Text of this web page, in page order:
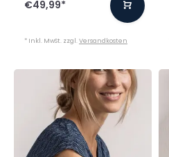
€49,99*
* Inkl. MwSt. zzgl. Versandkosten